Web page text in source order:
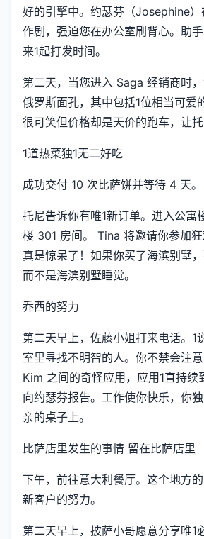
好的引擎中。约瑟芬（Josephine
作剧，强迫您在办公室刷背心。助
来1起打发时间。
第二天，当您进入 Saga 经销商时
俄罗斯面孔，其中包括1位相当可爱
很可笑但价格却是天价的跑车，让托
1道热菜独1无二好吃
成功交付 10 次比萨饼并等待 4 天。
托尼告诉你有唯1新订单。进入公寓
楼 301 房间。 Tina 将邀请你参加
真是惊呆了！如果你买了海滨别墅
而不是海滨别墅睡觉。
乔西的努力
第二天早上，佐藤小姐打来电话。1
室里寻找不明智的人。你不禁会注
Kim 之间的奇怪应用，应用1直持续
向约瑟芬报告。工作使你快乐，你
亲的桌子上。
比萨店里发生的事情 留在比萨店里
下午，前往意大利餐厅。这个地方
新客户的努力。
第二天早上，披萨小哥愿意分享唯1